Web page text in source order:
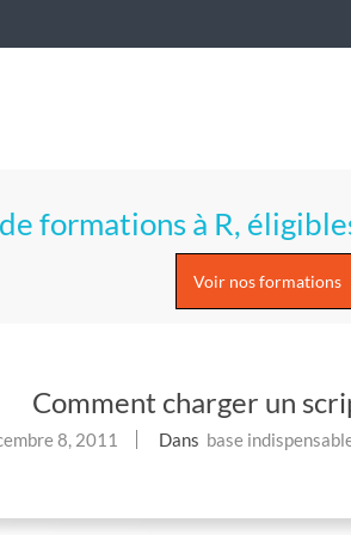
formations à R,
Voir nos formations
Comment charger un
8, 2011 Dans base